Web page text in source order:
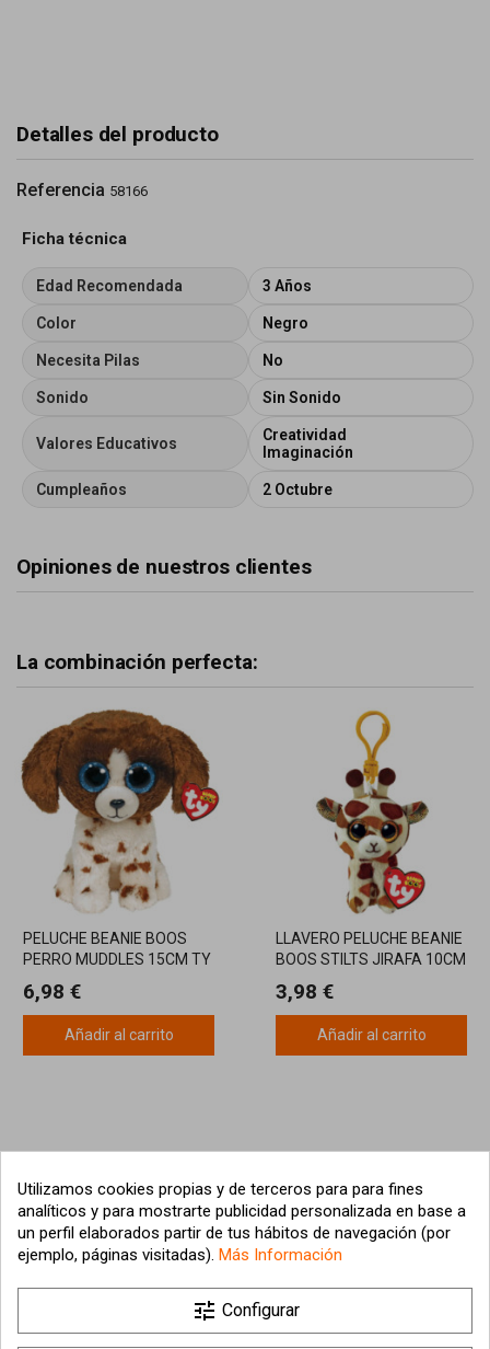
Detalles del producto
Referencia 58166
Ficha técnica
Edad Recomendada 3 Años
Color Negro
Necesita Pilas No
Sonido Sin Sonido
Valores Educativos
Creatividad
Imaginación
Cumpleaños 2 Octubre
Opiniones de nuestros clientes
La combinación perfecta:
PELUCHE BEANIE BOOS
PERRO MUDDLES 15CM TY
6,98 €
Añadir al carrito
LLAVERO PELUCHE BEANIE
BOOS STILTS JIRAFA 10CM
3,98 €
Añadir al carrito
Utilizamos cookies propias y de terceros para para fines
analíticos y para mostrarte publicidad personalizada en base a
un perfil elaborados partir de tus hábitos de navegación (por
ejemplo, páginas visitadas). Más Información
tune Configurar